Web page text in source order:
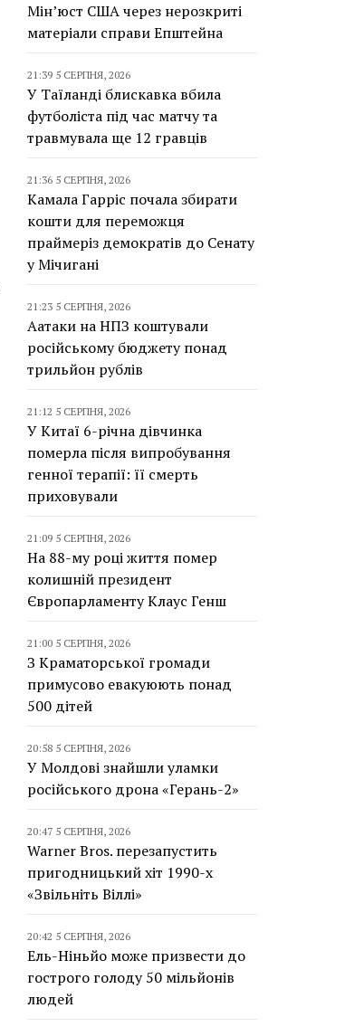
Мін’юст США через нерозкриті
матеріали справи Епштейна
21:39 5 СЕРПНЯ, 2026
У Таїланді блискавка вбила
футболіста під час матчу та
травмувала ще 12 гравців
21:36 5 СЕРПНЯ, 2026
Камала Гарріс почала збирати
кошти для переможця
праймеріз демократів до Сенату
у Мічигані
21:23 5 СЕРПНЯ, 2026
Аатаки на НПЗ коштували
російському бюджету понад
трильйон рублів
21:12 5 СЕРПНЯ, 2026
У Китаї 6-річна дівчинка
померла після випробування
генної терапії: її смерть
приховували
21:09 5 СЕРПНЯ, 2026
На 88-му році життя помер
колишній президент
Європарламенту Клаус Генш
21:00 5 СЕРПНЯ, 2026
З Краматорської громади
примусово евакуюють понад
500 дітей
20:58 5 СЕРПНЯ, 2026
У Молдові знайшли уламки
російського дрона «Герань-2»
20:47 5 СЕРПНЯ, 2026
Warner Bros. перезапустить
пригодницький хіт 1990-х
«Звільніть Віллі»
20:42 5 СЕРПНЯ, 2026
Ель-Ніньйо може призвести до
гострого голоду 50 мільйонів
людей